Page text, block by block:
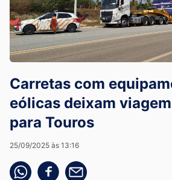
Carretas com
eólicas deixam
para Touros
25/09/2025 às 13:16
Compartilhe pelo whatsapp
Compartilhar no facebook
Compartilhe pelo email